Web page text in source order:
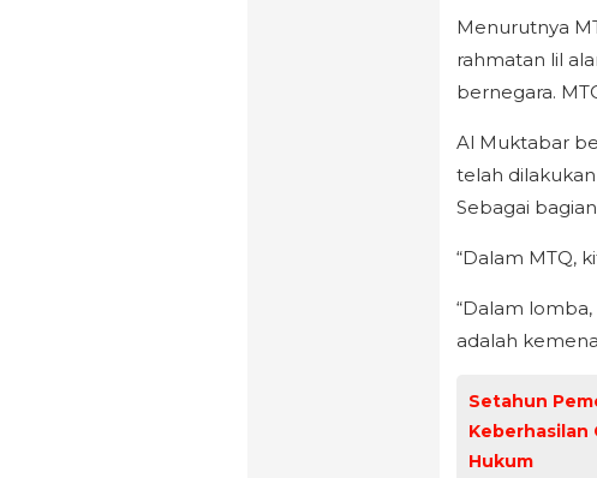
Menurutnya
rahmatan lil
bernegara.
Al Muktabar
telah
Sebagai
“Dalam MTQ,
“Dalam
adalah
Setahun
Keberhasilan
Hukum